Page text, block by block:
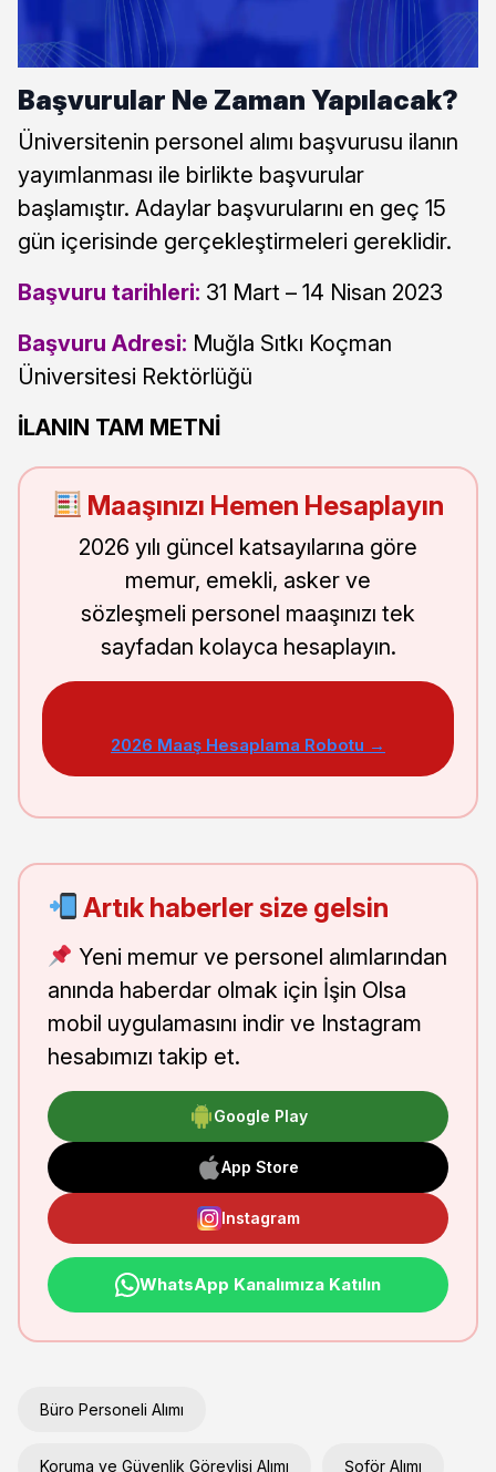
Başvurular Ne Zaman Yapılacak?
Üniversitenin personel alımı başvurusu ilanın
yayımlanması ile birlikte başvurular
başlamıştır. Adaylar başvurularını en geç 15
gün içerisinde gerçekleştirmeleri gereklidir.
Başvuru tarihleri: 31 Mart – 14 Nisan 2023
Başvuru Adresi: Muğla Sıtkı Koçman
Üniversitesi Rektörlüğü
İLANIN TAM METNİ
Maaşınızı Hemen Hesaplayın
2026 yılı güncel katsayılarına göre
memur, emekli, asker ve
sözleşmeli personel maaşınızı tek
sayfadan kolayca hesaplayın.
2026 Maaş Hesaplama Robotu →
Artık haberler size gelsin
Yeni memur ve personel alımlarından
anında haberdar olmak için İşin Olsa
mobil uygulamasını indir ve Instagram
hesabımızı takip et.
Google Play
App Store
Instagram
WhatsApp Kanalımıza Katılın
Büro Personeli Alımı
Koruma ve Güvenlik Görevlisi Alımı Şoför Alımı